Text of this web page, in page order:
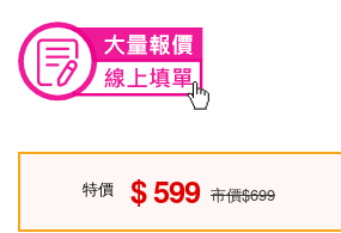
特價 599 市價$699